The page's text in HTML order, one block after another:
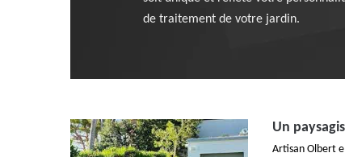
de traitement de votre jardin.
Un
Artisan Olbert